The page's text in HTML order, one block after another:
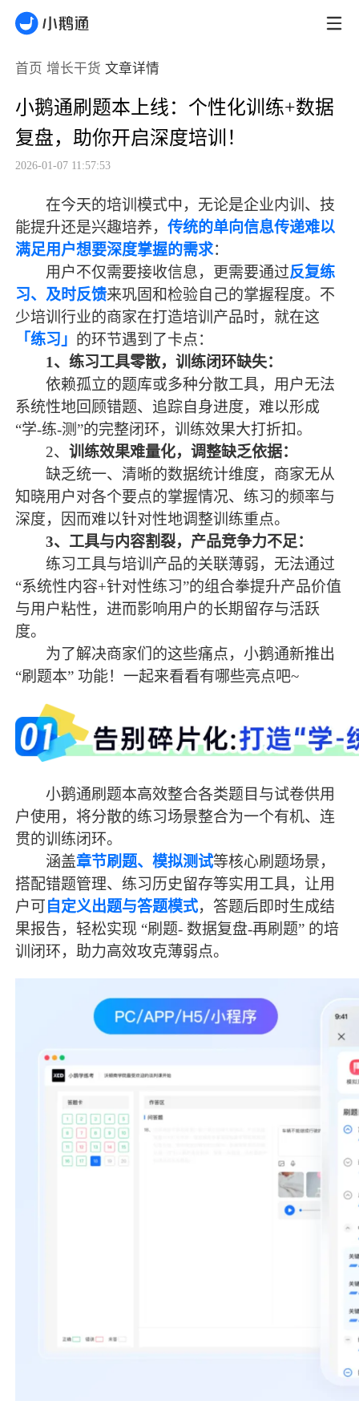
首页 增长干货 文章详情
小鹅通刷题本上线：个性化训练+数据
复盘，助你开启深度培训！
2026-01-07 11:57:53
在今天的培训模式中，无论是企业内训、技
能提升还是兴趣培养，传统的单向信息传递难以
满足用户想要深度掌握的需求：
用户不仅需要接收信息，更需要通过反复练
习、及时反馈来巩固和检验自己的掌握程度。不
少培训行业的商家在打造培训产品时，就在这
「练习」 的环节遇到了卡点：
1、练习工具零散，训练闭环缺失：
依赖孤立的题库或多种分散工具，用户无法
系统性地回顾错题、追踪自身进度，难以形成
“学-练-测”的完整闭环，训练效果大打折扣。
2、训练效果难量化，调整缺乏依据：
缺乏统一、清晰的数据统计维度，商家无从
知晓用户对各个要点的掌握情况、练习的频率与
深度，因而难以针对性地调整训练重点。
3、 工具与内容割裂，产品竞争力不足：
练习工具与培训产品的关联薄弱，无法通过
“系统性内容+针对性练习”的组合拳提升产品价值
与用户粘性，进而影响用户的长期留存与活跃
度。
为了解决商家们的这些痛点，小鹅通新推出
“刷题本” 功能！一起来看看有哪些亮点吧~
小鹅通刷题本高效整合各类题目与试卷供用
户使用，将分散的练习场景整合为一个有机、连
贯的训练闭环。
涵盖章节刷题、模拟测试等核心刷题场景，
搭配错题管理、练习历史留存等实用工具，让用
户可
自定义出题与答题模式，答题后即时生成结
果报告，轻松实现 “刷题- 数据复盘-再刷题” 的培
训闭环，助力高效攻克薄弱点。